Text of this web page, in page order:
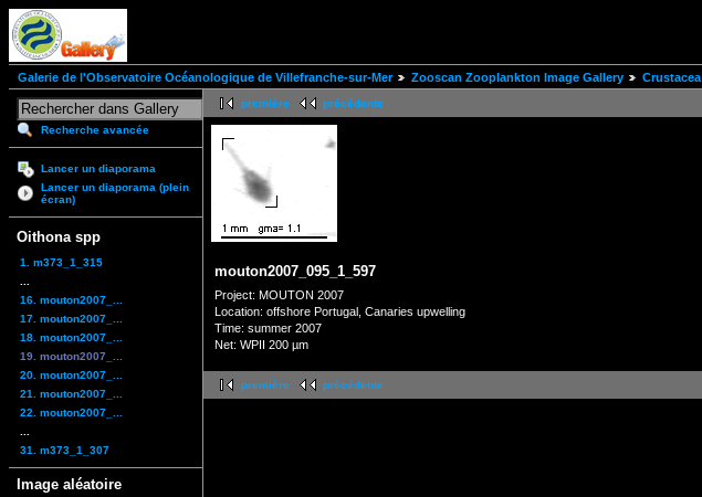
Galerie de l'Observatoire Océanologique de Villefranche-sur-Mer Zooscan Zooplankton Image Gallery Crustacea
Recherche avancée
Lancer un diaporama
Lancer un diaporama (plein
écran)
Oithona spp
1. m373_1_315
16. mouton2007_...
17. mouton2007_...
18. mouton2007_...
19. mouton2007_...
20. mouton2007_...
21. mouton2007_...
22. mouton2007_...
31. m373_1_307
Image aléatoire
première précédente
mouton2007_095_1_597
Project: MOUTON 2007
Location: offshore Portugal, Canaries upwelling
Time: summer 2007
Net: WPII 200 µm
première précédente